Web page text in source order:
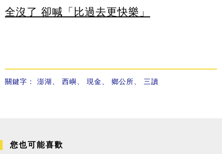
全沒了 卻喊「比過去更快樂」
關鍵字： 澎湖 西嶼 現金 鄉公所 三讀
您也可能喜歡